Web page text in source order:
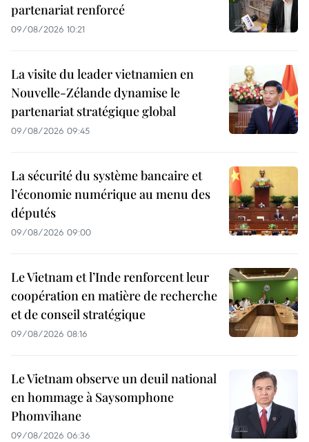
partenariat renforcé
09/08/2026 10:21
La visite du leader vietnamien en
Nouvelle-Zélande dynamise le
partenariat stratégique global
09/08/2026 09:45
La sécurité du système bancaire et
l’économie numérique au menu des
députés
09/08/2026 09:00
Le Vietnam et l’Inde renforcent leur
coopération en matière de recherche
et de conseil stratégique
09/08/2026 08:16
Le Vietnam observe un deuil national
en hommage à Saysomphone
Phomvihane
09/08/2026 06:36